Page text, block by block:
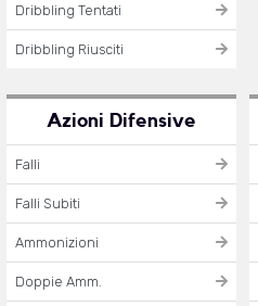
Dribbling Tentati
Dribbling Riusciti
Azioni Difensive
Falli
Falli Subiti
Ammonizioni
Doppie Amm.